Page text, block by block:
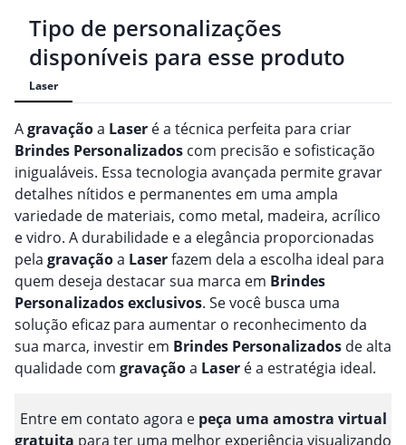
Tipo de personalizações
disponíveis para esse produto
Laser
Agravaçãoa Laser é a técnica perfeita para criar
Brindes Personalizados com precisão e sofisticação
inigualáveis. Essa tecnologia avançada permite gravar
detalhes nítidos e permanentes em uma ampla
variedade de materiais, como metal, madeira, acrílico
e vidro. A durabilidade e a elegância proporcionadas
pela gravaçãoa Laserfazem dela a escolha ideal para
quem deseja destacar sua marca em Brindes
Personalizadosexclusivos. Se você busca uma
solução eficaz para aumentar o reconhecimento da
sua marca, investir em Brindes Personalizados de alta
qualidade com gravaçãoa Laser é a estratégia ideal.
Entre em contato agora e peça uma amostra virtual
gratuita para ter uma melhor experiência visualizando